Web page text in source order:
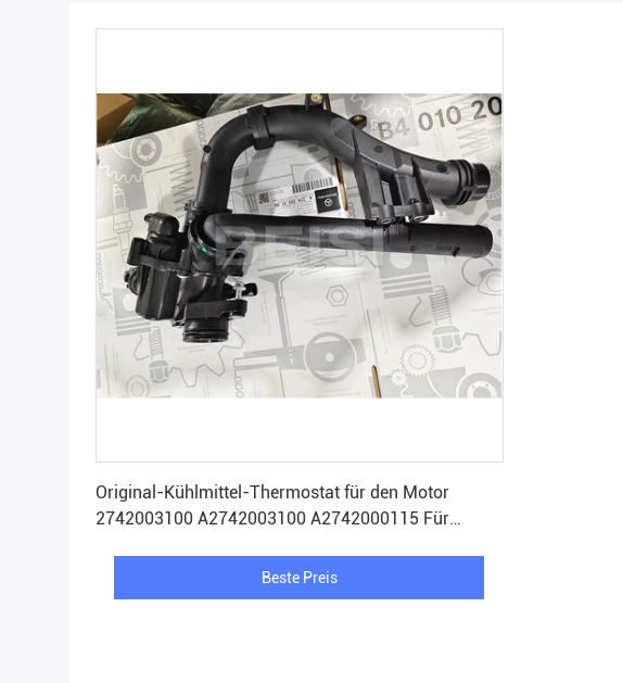
Original-Kühlmittel-Thermostat für den Motor
2742003100 A2742003100 A2742000115 Für
Beste Preis